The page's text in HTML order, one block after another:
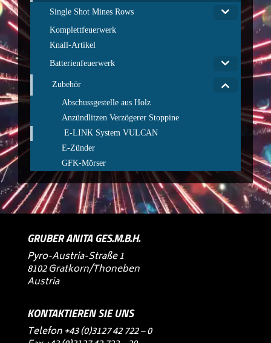
Single Shot Mines Rows
Komplettfeuerwerk
Knall-Artikel
Batterienfeuerwerk
Zubehör
Abschussgestelle aus Holz
Anzündlitzen Verzögerer Stoppine
E-LINK System VULCAN
E-Zünder
GFK-Mörser
GRUBER ANITA GES.M.B.H.
Pyro-Austria-Straße 1
8102 Gratkorn/Thoneben
Austria
KONTAKTIEREN SIE UNS
Telefon+43 (0)3127 42 722 – 0